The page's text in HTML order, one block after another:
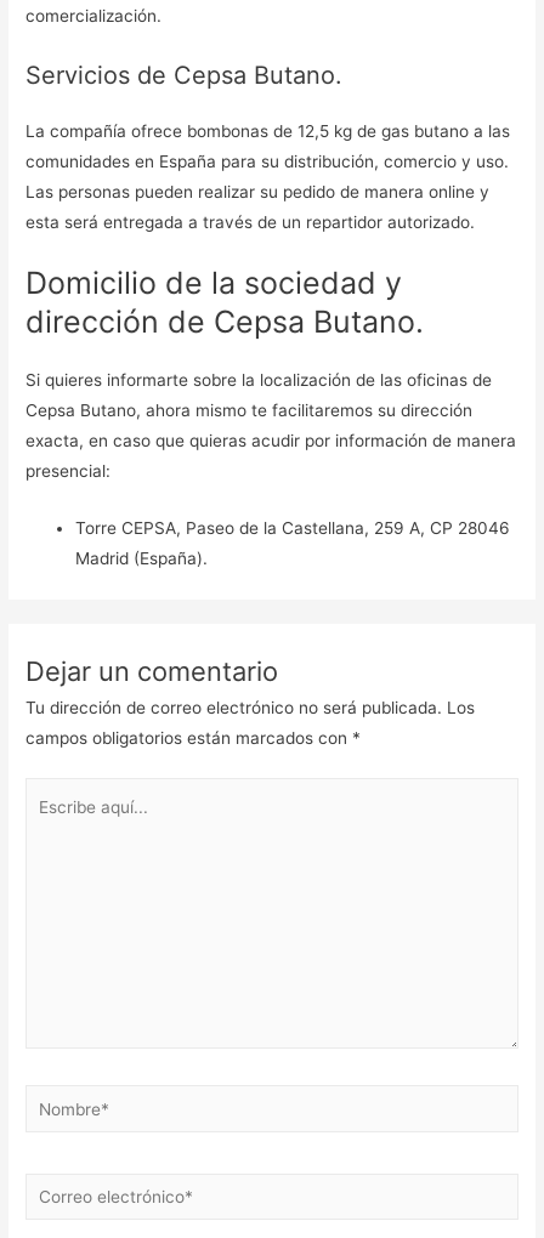
comercialización.
Servicios de Cepsa Butano.
La compañía ofrece bombonas de 12,5 kg de gas butano a las
comunidades en España para su distribución, comercio y uso.
Las personas pueden realizar su pedido de manera online y
esta será entregada a través de un repartidor autorizado.
Domicilio de la sociedad y
dirección de Cepsa Butano.
Si quieres informarte sobre la localización de las oficinas de
Cepsa Butano, ahora mismo te facilitaremos su dirección
exacta, en caso que quieras acudir por información de manera
presencial:
Torre CEPSA, Paseo de la Castellana, 259 A, CP 28046
Madrid (España).
Dejar un comentario
Tu dirección de correo electrónico no será publicada. Los
campos obligatorios están marcados con *
Nombre*
Correo